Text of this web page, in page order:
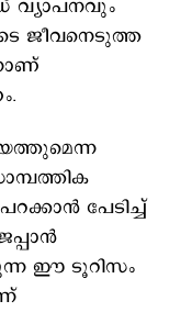
ജീവനെടുത്ത
പേടിച്ച്
ഈ ടൂറിസം